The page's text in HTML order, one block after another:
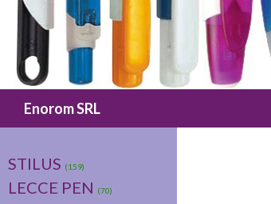
Enorom SRL
STILUS (159)
LECCE PEN (70)